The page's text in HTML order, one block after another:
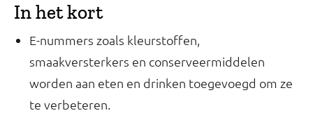
In het kort
E-nummers zoals kleurstoffen,
smaakversterkers en conserveermiddelen
worden aan eten en drinken toegevoegd om ze
te verbeteren.